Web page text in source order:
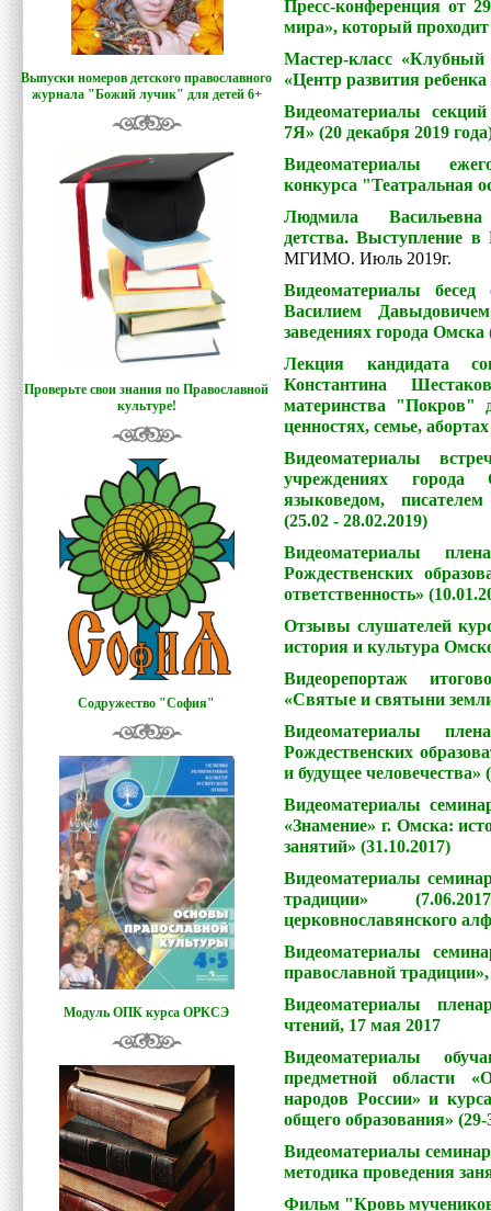
Выпуски номеров детского православного
журнала "Божий лучик" для детей 6+
Проверьте свои знания по Православной
культуре!
Содружество "София"
Модуль ОПК курса ОРКСЭ
Пресс-конференция от
мира», который
Мастер-класс
«Центр развития
Видеоматериалы
7Я» (20 декабря 2019
Видеоматериалы
конкурса "Театральная
Людмила
детства. Выступление
МГИМО. Июль 2019г.
Видеоматериалы
Василием
заведениях города Омска
Лекция кандидата
Константина
материнства "Покров"
ценностях, семье,
Видеоматериалы
учреждениях
языковедом,
(25.02 - 28.02.2019)
Видеоматериалы
Рождественских
ответственность»
Отзывы слушателей
история и культура
Видеорепортаж
«Святые и святыни
Видеоматериалы
Рождественских
и будущее человечества»
Видеоматериалы
«Знамение» г. Омска:
занятий» (31.10.2017)
Видеоматериалы
традиции»
церковнославянского
Видеоматериалы
православной
Видеоматериалы
чтений, 17 мая 2017
Видеоматериалы
предметной области
народов России» и
общего образования»
Видеоматериалы
методика проведения
Фильм "Кровь